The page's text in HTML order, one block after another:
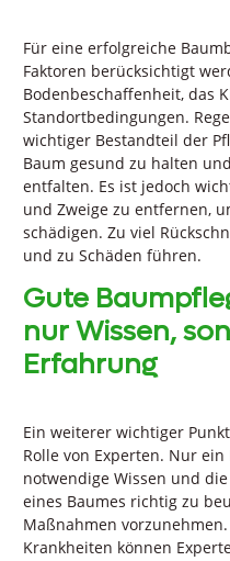
Für eine erfolgreiche
Faktoren berücksichtigt
Bodenbeschaffenheit, das
Standortbedingungen.
wichtiger Bestandteil der
Baum gesund zu halten
entfalten. Es ist jedoch
und Zweige zu entfernen,
schädigen. Zu viel
und zu Schäden führen.
Gute
nur Wissen,
Erfahrung
Ein weiterer wichtiger
Rolle von Experten. Nur
notwendige Wissen und
eines Baumes richtig zu
Maßnahmen
Krankheiten können